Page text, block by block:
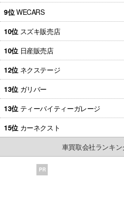
9位WECARS
10位 スズキ販売店
10位 日産販売店
12位 ネクステージ
13位 ガリバー
13位 ティーバイティーガレージ
15位 カーネクスト
車買取会社ランキ
PR